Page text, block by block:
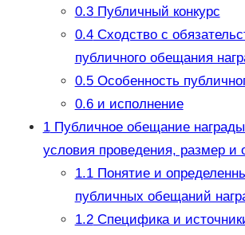
0.3Публичный конкурс
0.4Сходство с
публичного обещания
0.5Особенность
0.6и исполнение
1Публичное обещание награды
условия проведения, размер и
1.1Понятие и
публичных обещаний
1.2Специфика и